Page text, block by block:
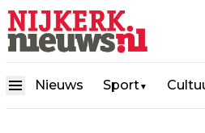
Nieuws Sport▼